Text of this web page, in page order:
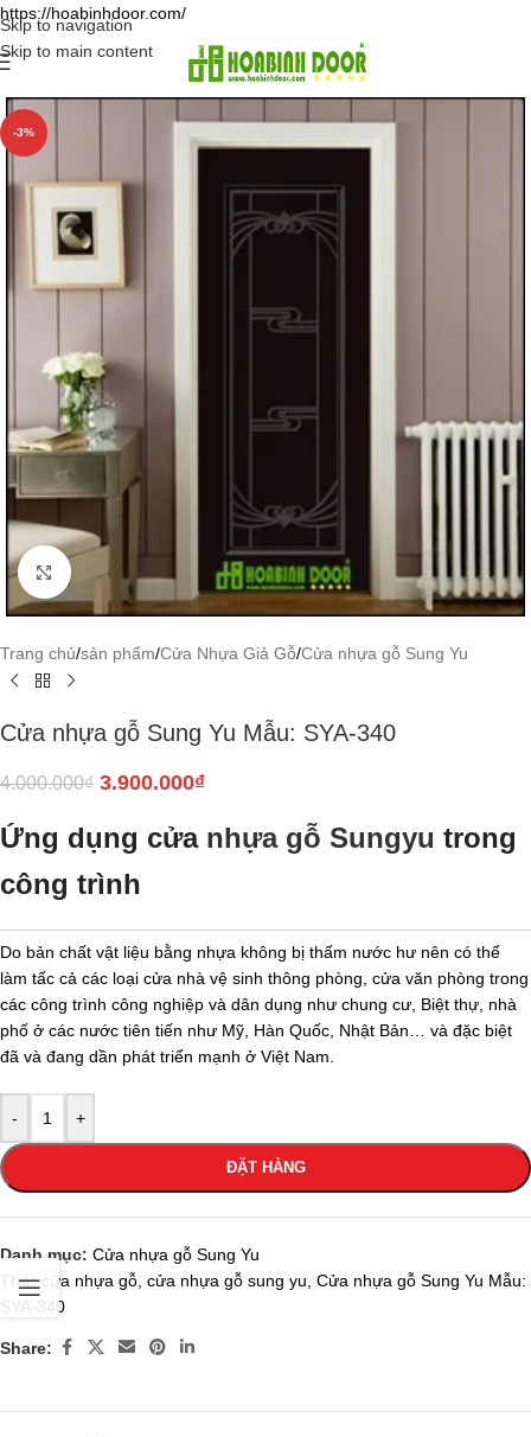
https://hoabinhdoor.com/
Skip to navigation
Skip to main content
-3%
Click to enlarge
Trang chủ/sản phẩm/Cửa Nhựa Giả Gỗ/Cửa nhựa gỗ Sung Yu
Cửa nhựa gỗ Sung Yu Mẫu: SYA-340
4.000.000₫ 3.900.000₫
Ứng dụng cửa nhựa gỗ Sungyu trong
công trình
Do bản chất vật liệu bằng nhựa không bị thấm nước hư nên có thể
làm tấc cả các loại cửa nhà vệ sinh thông phòng, cửa văn phòng trong
các công trình công nghiệp và dân dụng như chung cư, Biệt thự, nhà
phố ở các nước tiên tiến như Mỹ, Hàn Quốc, Nhật Bản… và đặc biệt
đã và đang dần phát triển mạnh ở Việt Nam.
- +
ĐẶT HÀNG
Danh mục: Cửa nhựa gỗ Sung Yu
Thẻ: cửa nhựa gỗ cửa nhựa gỗ sung yu Cửa nhựa gỗ Sung Yu Mẫu:
SYA-340
Share: